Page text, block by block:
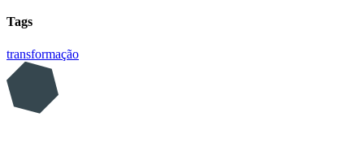
Tags
transformação